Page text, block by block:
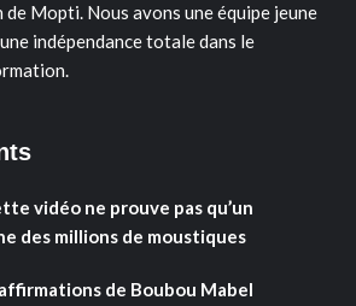
Mopti. Nous avons une équipe jeune
indépendance totale dans le
vidéo ne prouve pas qu’un
des millions de moustiques
de Boubou Mabel